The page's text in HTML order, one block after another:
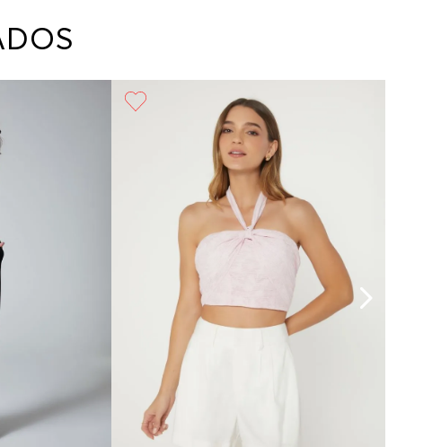
la recogida del producto en la dirección